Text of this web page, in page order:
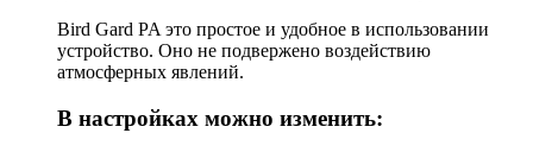
Bird Gard PA это простое и удобное в использовании
устройство. Оно не подвержено воздействию
атмосферных явлений.
В настройках можно изменить: